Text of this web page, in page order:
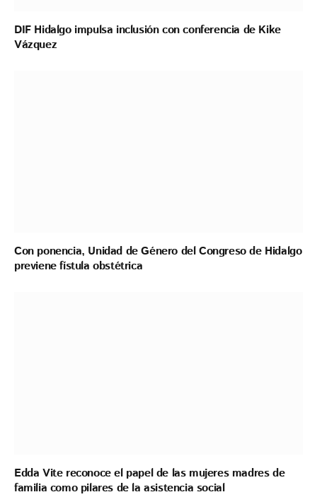
DIF Hidalgo impulsa inclusión con conferencia de Kike
Vázquez
Con ponencia, Unidad de Género del Congreso de Hidalgo
previene fístula obstétrica
Edda Vite reconoce el papel de las mujeres madres de
familia como pilares de la asistencia social